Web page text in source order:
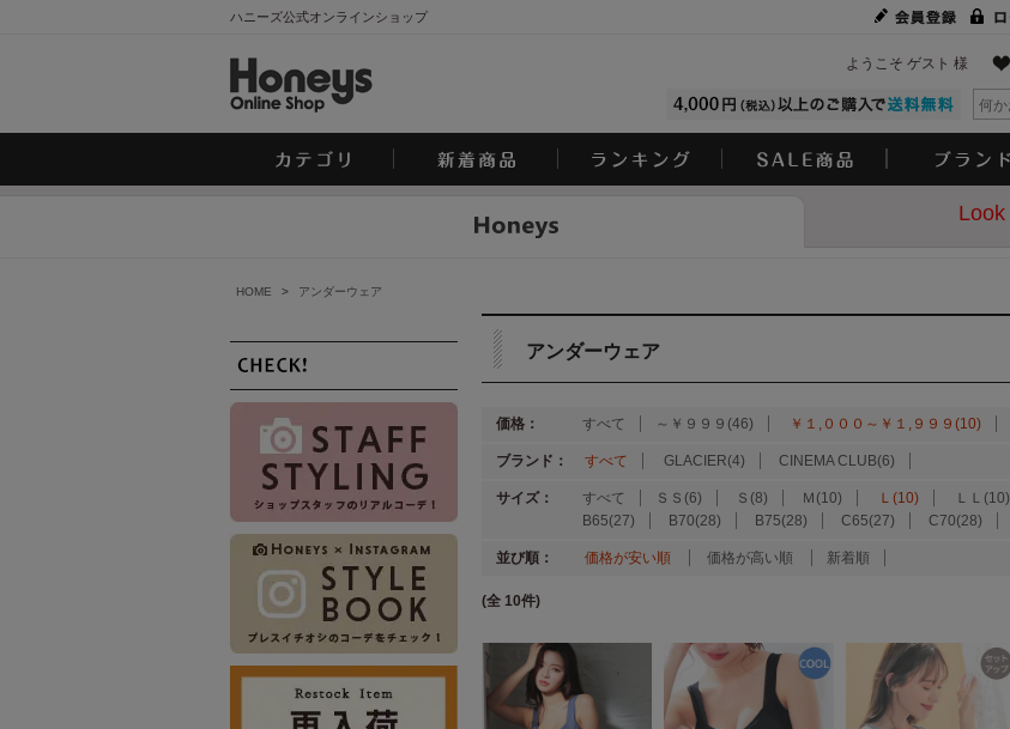
ハニーズ公式オンラインショップ
ようこそ ゲスト 様
Look
HOME > アンダーウェア
アンダーウェア
価格： すべて ～￥９９９(46) ￥１,０００～￥１,９９９(10)
ブランド： すべて GLACIER(4) CINEMA CLUB(6)
サイズ： すべて ＳＳ(6) Ｓ(8) Ｍ(10) Ｌ(10) ＬＬ(10)
B65(27)
B70(28) B75(28) C65(27) C70(28)
並び順： 価格が安い順 価格が高い順 新着順
(全 10件)